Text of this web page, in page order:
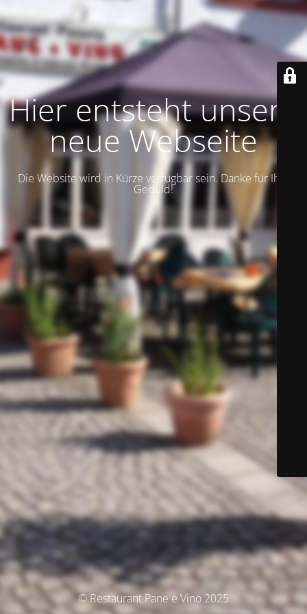
Hier entsteht unsere
neue Webseite
Die Website wird in Kürze verfügbar sein. Danke für Ihre
Geduld!
© Restaurant Pane e Vino 2025